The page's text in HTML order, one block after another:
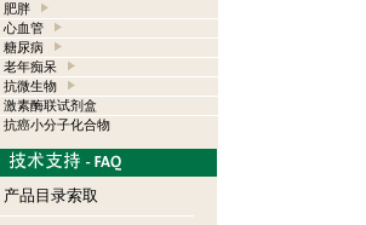
肥胖
心血管
糖尿病
老年痴呆
抗微生物
激素酶联试剂盒
抗癌小分子化合物
产品目录索取